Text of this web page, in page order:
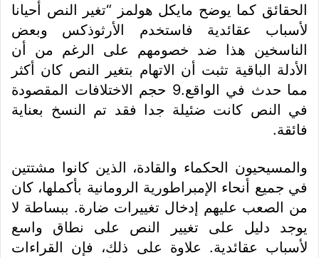
الحقائق كما يوضح مايكل هولمز “تغير النص أحيانا
لأسباب عقائدية فاستخدم الأرثوذكس وبعض
الناسخين هذا ضد خصومهم على الرغم من أن
الأدلة الباقية تثبت أن الاتهام بتغير النص كان أكثر
مما حدث في الواقع.9 حجم الاختلافات المقصودة
في النص كانت ضئيلة جدا فقد تم النسخ بعناية
فائقة.
والمسيحيون الحكماء والقادة، الذين كانوا مشتتين
في جميع أنحاء الإمبراطورية الرومانية بأكملها، كان
من الصعب عليهم إدخال تغييرات ضارة. ببساطة لا
يوجد دليل على تغيير النص على نطاق واسع
لأسباب عقائدية. علاوة على ذلك، فإن القراءات